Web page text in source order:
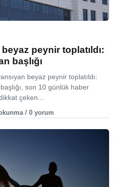
peynir toplatıldı:
başlığı
beyaz peynir toplatıldı:
son 10 günlük haber
çeken...
/ 0 yorum